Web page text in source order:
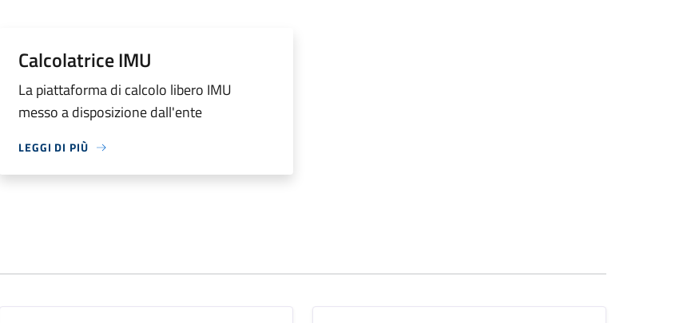
Calcolatrice IMU
La piattaforma di calcolo libero IMU
messo a disposizione dall'ente
LEGGI DI PIÙ